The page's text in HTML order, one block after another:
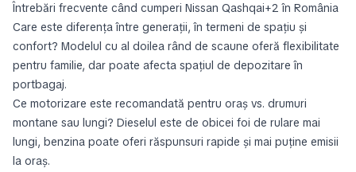
Întrebări frecvente când cumperi Nissan Qashqai+2 în România
Care este diferența între generații, în termeni de spațiu și
confort? Modelul cu al doilea rând de scaune oferă flexibilitate
pentru familie, dar poate afecta spațiul de depozitare în
portbagaj.
Ce motorizare este recomandată pentru oraș vs. drumuri
montane sau lungi? Dieselul este de obicei foi de rulare mai
lungi, benzina poate oferi răspunsuri rapide și mai puține emisii
la oraș.